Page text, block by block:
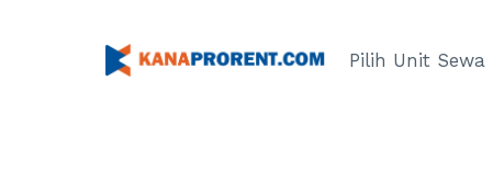
Pilih Unit Sewa